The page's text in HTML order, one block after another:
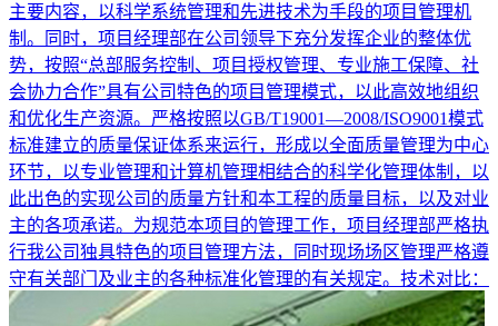
主要内容，以科学系统管理和先进技术为手段的项目管理机
制。同时，项目经理部在公司领导下充分发挥企业的整体优
势，按照“总部服务控制、项目授权管理、专业施工保障、社
会协力合作”具有公司特色的项目管理模式，以此高效地组织
和优化生产资源。严格按照以GB/T19001—2008/ISO9001模式
标准建立的质量保证体系来运行，形成以全面质量管理为中心
环节，以专业管理和计算机管理相结合的科学化管理体制，以
此出色的实现公司的质量方针和本工程的质量目标，以及对业
主的各项承诺。为规范本项目的管理工作，项目经理部严格执
行我公司独具特色的项目管理方法，同时现场场区管理严格遵
守有关部门及业主的各种标准化管理的有关规定。技术对比：